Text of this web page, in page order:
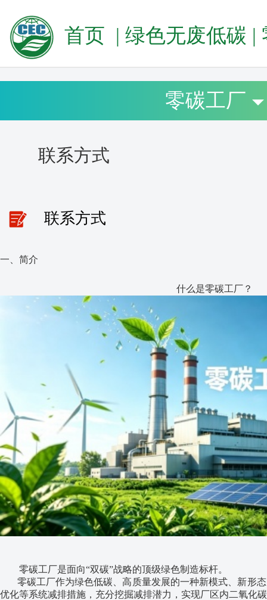
首页 | 绿色无废低碳 |
零碳工厂
联系方式
联系方式
一、简介
什么是零碳工厂？
零碳工厂是面向“双碳”战略的顶级绿色制造标杆。
零碳工厂作为绿色低碳、高质量发展的一种新模式、新形
优化等系统减排措施，充分挖掘减排潜力，实现厂区内二氧化